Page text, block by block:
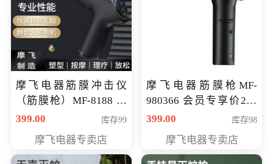
摩飞电器筋膜冲击仪
（筋膜枪）MF-8188 会
员专享价268元
399.00 库存99
摩飞电器专卖店
摩飞电器筋膜枪MF-
980366 会员专享价299
元
399.00 库存98
摩飞电器专卖店